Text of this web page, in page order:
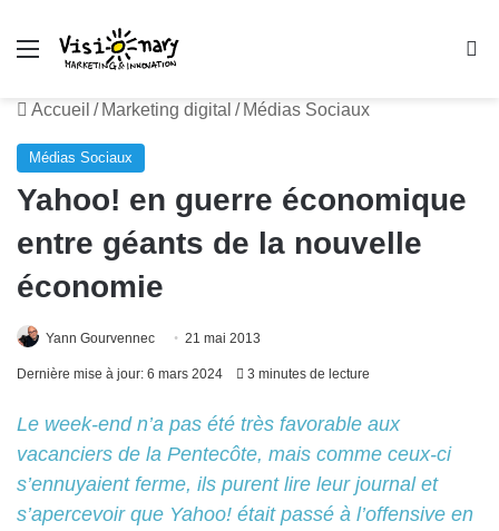
Menu
Accueil / Marketing digital / Médias Sociaux
Médias Sociaux
Yahoo! en guerre économique
entre géants de la nouvelle
économie
Yann Gourvennec 21 mai 2013
Dernière mise à jour: 6 mars 2024 3 minutes de lecture
Le week-end n’a pas été très favorable aux
vacanciers de la Pentecôte, mais comme ceux-ci
s’ennuyaient ferme, ils purent lire leur journal et
s’apercevoir que Yahoo! était passé à l’offensive en